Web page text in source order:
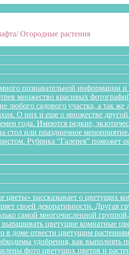
Огородные растения
познавательной информации
множество красивых
любого садового участка, а так
О них и еще о множестве другой
года. Имеются редкие,
стол или праздничное
Рубрика “Галерея”
цветы» рассказывает о цветущих
своей декоративности.
самой многочисленной
цветущие комнатные
в доме отвести цветущим
удобрения, как
фото цветущих цветов и